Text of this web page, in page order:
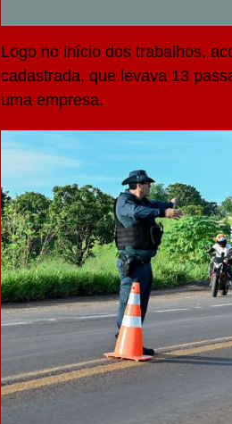
Logo no início dos trabalhos,
cadastrada, que levava 13
uma empresa.